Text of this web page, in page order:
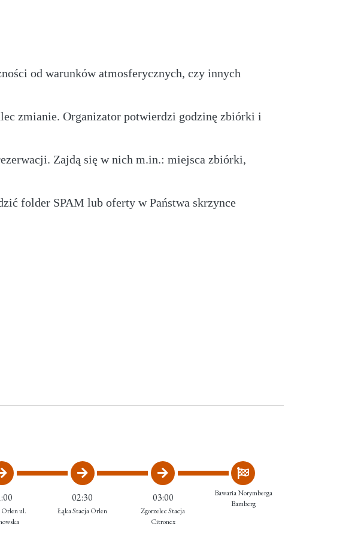
od warunków atmosferycznych, czy innych
zmianie. Organizator potwierdzi godzinę zbiórki i
Zajdą się w nich m.in.: miejsca zbiórki,
folder SPAM lub oferty w Państwa skrzynce
Orlen ul.
02:30
Łąka Stacja Orlen
03:00
Zgorzelec Stacja
Citronex
Bawaria Norymberga
Bamberg